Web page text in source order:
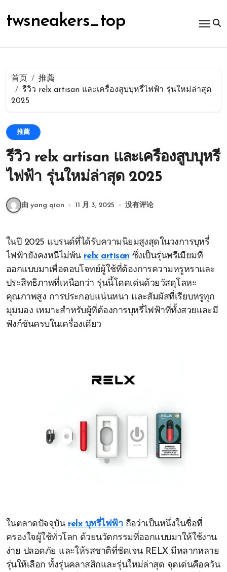
容
twsneakers_top
首页
推薦
รีวิว relx artisan และเครื่องสูบบุหรี่ไฟฟ้า รุ่นใหม่ล่าสุด
2025
推薦
รีวิว relx artisan และเครื่องสูบบุหรี่
ไฟฟ้า รุ่นใหม่ล่าสุด 2025
由 yang qian 11 月 3, 2025 没有评论
ในปี 2025 แบรนด์ที่ได้รับความนิยมสูงสุดในวงการบุหรี่
ไฟฟ้ายังคงหนีไม่พ้น relx artisan ซึ่งเป็นรุ่นพรีเมียมที่
ออกแบบมาเพื่อตอบโจทย์ผู้ใช้ที่ต้องการความหรูหราและ
ประสิทธิภาพที่เหนือกว่า รุ่นนี้โดดเด่นด้วยวัสดุโลหะ
คุณภาพสูง การประกอบแน่นหนา และสัมผัสที่เรียบหรูทุก
มุมมอง เหมาะสำหรับผู้ที่ต้องการบุหรี่ไฟฟ้าที่ทั้งสวยและมี
ฟังก์ชันครบในเครื่องเดียว
ในตลาดปัจจุบัน relx บุหรี่ไฟฟ้าถือว่าเป็นหนึ่งในชื่อที่
ครองใจผู้ใช้ทั่วโลก ด้วยนวัตกรรมที่ออกแบบมาให้ใช้งาน
ง่าย ปลอดภัย และให้รสชาติที่ชัดเจน RELX มีหลากหลาย
รุ่นให้เลือก ทั้งรุ่นคลาสสิกและรุ่นใหม่ล่าสุด จุดเด่นคือควัน